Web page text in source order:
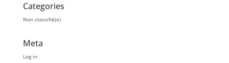
Categories
Non classifié(e)
Meta
Log in